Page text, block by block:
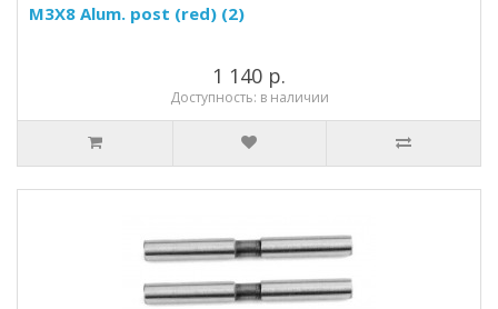
M3X8 Alum. post (red) (2)
1 140 р.
Доступность: в наличии